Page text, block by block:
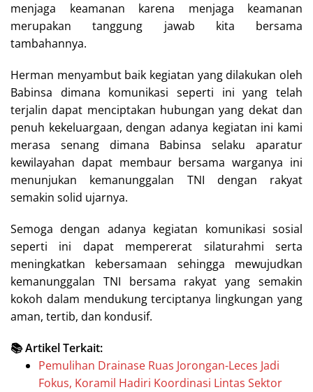
menjaga keamanan karena menjaga keamanan
merupakan tanggung jawab kita bersama
tambahannya.
Herman menyambut baik kegiatan yang dilakukan oleh
Babinsa dimana komunikasi seperti ini yang telah
terjalin dapat menciptakan hubungan yang dekat dan
penuh kekeluargaan, dengan adanya kegiatan ini kami
merasa senang dimana Babinsa selaku aparatur
kewilayahan dapat membaur bersama warganya ini
menunjukan kemanunggalan TNI dengan rakyat
semakin solid ujarnya.
Semoga dengan adanya kegiatan komunikasi sosial
seperti ini dapat mempererat silaturahmi serta
meningkatkan kebersamaan sehingga mewujudkan
kemanunggalan TNI bersama rakyat yang semakin
kokoh dalam mendukung terciptanya lingkungan yang
aman, tertib, dan kondusif.
📚 Artikel Terkait:
Pemulihan Drainase Ruas Jorongan-Leces Jadi
Fokus, Koramil Hadiri Koordinasi Lintas Sektor